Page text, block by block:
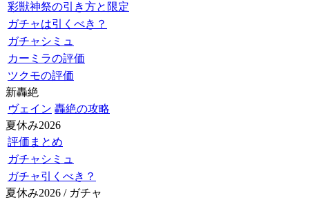
彩獣神祭の引き方と限定
ガチャは引くべき？
ガチャシミュ
カーミラの評価
ツクモの評価
新轟絶
ヴェイン 轟絶の攻略
夏休み2026
評価まとめ
ガチャシミュ
ガチャ引くべき？
夏休み2026 / ガチャ